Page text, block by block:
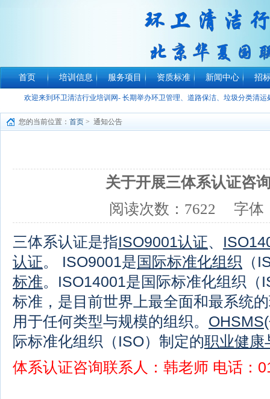
首页 培训信息 服务项目 资质标准 新闻中心 招
欢迎来到环卫清洁行业培训网- 长期举办环卫管理、道路保洁、垃圾分类清
您的当前位置： 首页 > 通知公告
关于开展三体系认证咨
阅读次数： 7622 字体
三体系认证是指ISO9001认证、
认证。 ISO9001是国际标准化组织 （
标准。ISO14001是国际标准化组织（
标准，是目前世界上最全面和最系统
用于任何类型与规模的组织。 OHSMS
际标准化组织（ISO）制定的职业健康
体系认证咨询联系人： 韩老师 电话：